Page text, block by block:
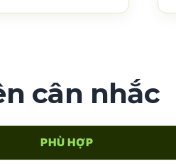
cân nhắc
PHÙ HỢP